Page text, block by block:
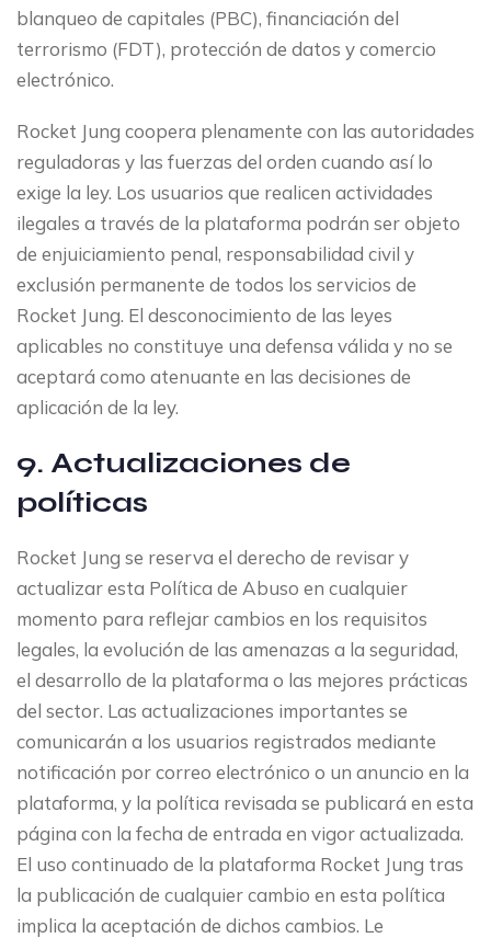
blanqueo de capitales (PBC), financiación del
terrorismo (FDT), protección de datos y comercio
electrónico.
Rocket Jung coopera plenamente con las autoridades
reguladoras y las fuerzas del orden cuando así lo
exige la ley. Los usuarios que realicen actividades
ilegales a través de la plataforma podrán ser objeto
de enjuiciamiento penal, responsabilidad civil y
exclusión permanente de todos los servicios de
Rocket Jung. El desconocimiento de las leyes
aplicables no constituye una defensa válida y no se
aceptará como atenuante en las decisiones de
aplicación de la ley.
9. Actualizaciones de
políticas
Rocket Jung se reserva el derecho de revisar y
actualizar esta Política de Abuso en cualquier
momento para reflejar cambios en los requisitos
legales, la evolución de las amenazas a la seguridad,
el desarrollo de la plataforma o las mejores prácticas
del sector. Las actualizaciones importantes se
comunicarán a los usuarios registrados mediante
notificación por correo electrónico o un anuncio en la
plataforma, y la política revisada se publicará en esta
página con la fecha de entrada en vigor actualizada.
El uso continuado de la plataforma Rocket Jung tras
la publicación de cualquier cambio en esta política
implica la aceptación de dichos cambios. Le